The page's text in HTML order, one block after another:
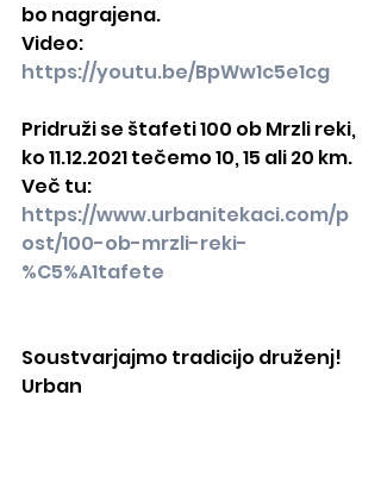
bo nagrajena.
Video:
https://youtu.be/BpWw1c5e1cg
Pridruži se štafeti 100 ob Mrzli reki,
ko 11.12.2021 tečemo 10, 15 ali 20 km.
Več tu:
https://www.urbanitekaci.com/p
ost/100-ob-mrzli-reki-
%C5%A1tafete
Soustvarjajmo tradicijo druženj!
Urban